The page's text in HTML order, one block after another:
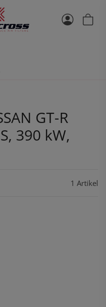
GT-R
390 kW,
1 Artikel